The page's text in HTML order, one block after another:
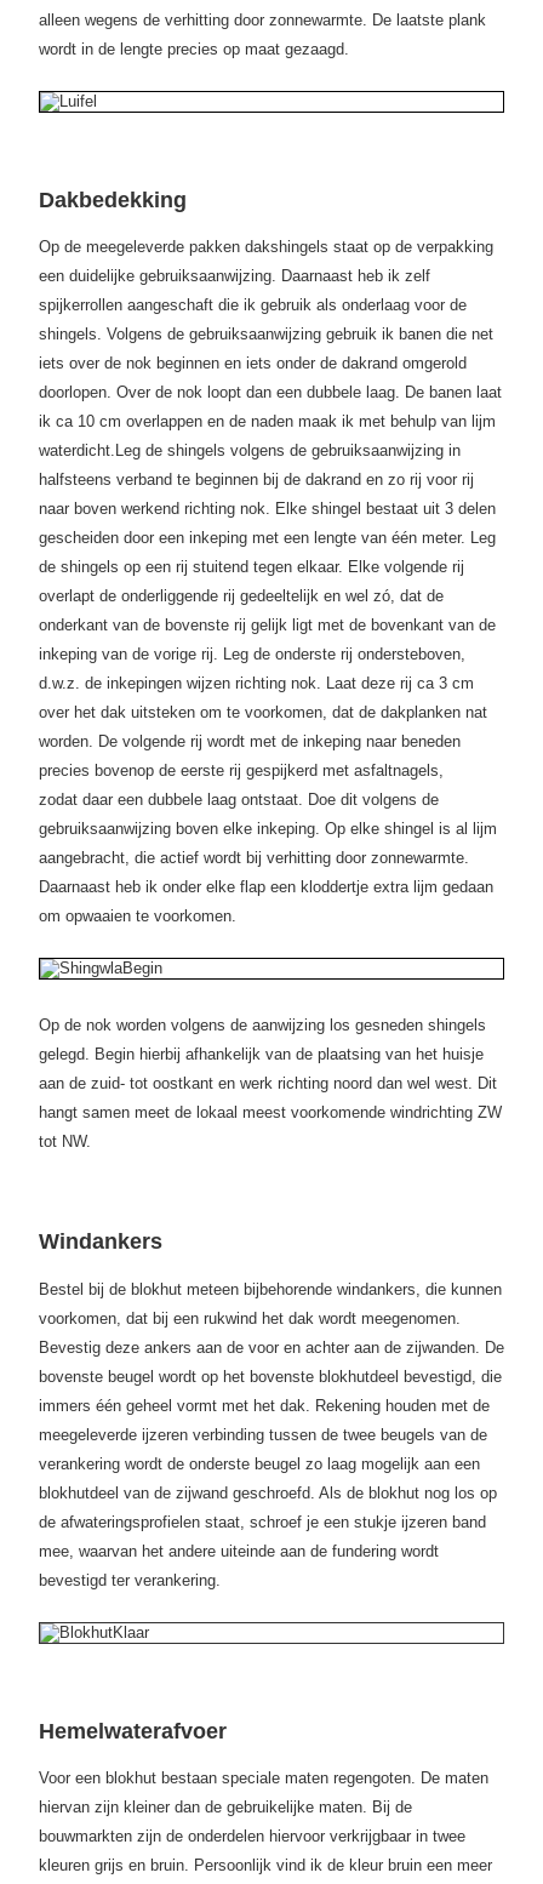
alleen wegens de verhitting door zonnewarmte. De laatste plank
wordt in de lengte precies op maat gezaagd.
Dakbedekking
Op de meegeleverde pakken dakshingels staat op de verpakking
een duidelijke gebruiksaanwijzing. Daarnaast heb ik zelf
spijkerrollen aangeschaft die ik gebruik als onderlaag voor de
shingels. Volgens de gebruiksaanwijzing gebruik ik banen die net
iets over de nok beginnen en iets onder de dakrand omgerold
doorlopen. Over de nok loopt dan een dubbele laag. De banen laat
ik ca 10 cm overlappen en de naden maak ik met behulp van lijm
waterdicht. Leg de shingels volgens de gebruiksaanwijzing in
halfsteens verband te beginnen bij de dakrand en zo rij voor rij
naar boven werkend richting nok. Elke shingel bestaat uit 3 delen
gescheiden door een inkeping met een lengte van één meter. Leg
de shingels op een rij stuitend tegen elkaar. Elke volgende rij
overlapt de onderliggende rij gedeeltelijk en wel zó, dat de
onderkant van de bovenste rij gelijk ligt met de bovenkant van de
inkeping van de vorige rij. Leg de onderste rij ondersteboven,
d.w.z. de inkepingen wijzen richting nok. Laat deze rij ca 3 cm
over het dak uitsteken om te voorkomen, dat de dakplanken nat
worden. De volgende rij wordt met de inkeping naar beneden
precies bovenop de eerste rij gespijkerd met asfaltnagels,
zodat daar een dubbele laag ontstaat. Doe dit volgens de
gebruiksaanwijzing boven elke inkeping. Op elke shingel is al lijm
aangebracht, die actief wordt bij verhitting door zonnewarmte.
Daarnaast heb ik onder elke flap een kloddertje extra lijm gedaan
om opwaaien te voorkomen.
Op de nok worden volgens de aanwijzing los gesneden shingels
gelegd. Begin hierbij afhankelijk van de plaatsing van het huisje
aan de zuid- tot oostkant en werk richting noord dan wel west. Dit
hangt samen meet de lokaal meest voorkomende windrichting ZW
tot NW.
Windankers
Bestel bij de blokhut meteen bijbehorende windankers, die kunnen
voorkomen, dat bij een rukwind het dak wordt meegenomen.
Bevestig deze ankers aan de voor en achter aan de zijwanden. De
bovenste beugel wordt op het bovenste blokhutdeel bevestigd, die
immers één geheel vormt met het dak. Rekening houden met de
meegeleverde ijzeren verbinding tussen de twee beugels van de
verankering wordt de onderste beugel zo laag mogelijk aan een
blokhutdeel van de zijwand geschroefd. Als de blokhut nog los op
de afwateringsprofielen staat, schroef je een stukje ijzeren band
mee, waarvan het andere uiteinde aan de fundering wordt
bevestigd ter verankering.
Hemelwaterafvoer
Voor een blokhut bestaan speciale maten regengoten. De maten
hiervan zijn kleiner dan de gebruikelijke maten. Bij de
bouwmarkten zijn de onderdelen hiervoor verkrijgbaar in twee
kleuren grijs en bruin. Persoonlijk vind ik de kleur bruin een meer